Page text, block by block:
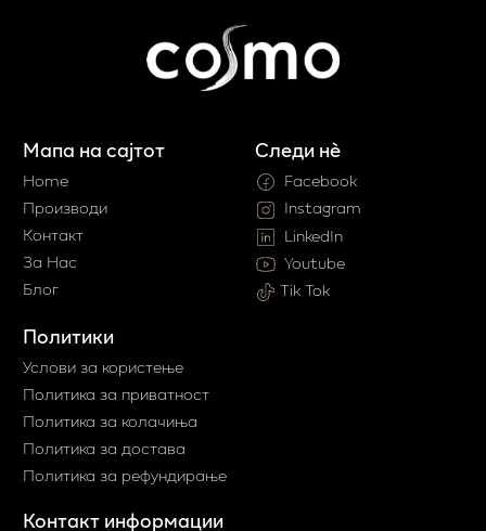
Мапа на сајтот
Home
Производи
Контакт
За Нас
Блог
Политики
Услови за користење
Политика за приватност
Политика за колачиња
Политика за достава
Политика за рефундирање
Контакт информации
Следи нè
Facebook
Instagram
LinkedIn
Youtube
Tik Tok